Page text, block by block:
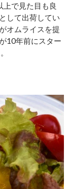
上で見た目も良
して出荷してい
オムライスを提
10年前にスター